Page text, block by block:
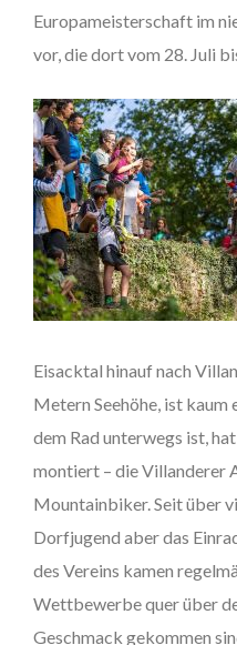
Europameisterschaft im
vor, die dort vom 28. Juli
Eisacktal hinauf nach
Metern Seehöhe, ist kaum
dem Rad unterwegs ist,
montiert – die Villanderer
Mountainbiker. Seit über
Dorfjugend aber das
des Vereins kamen
Wettbewerbe quer über
Geschmack gekommen